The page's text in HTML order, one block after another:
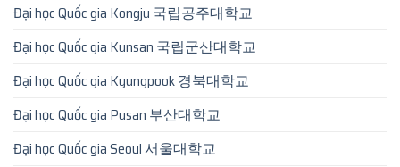
Đại học Quốc gia Kongju 국립공주대학교
Đại học Quốc gia Kunsan 국립군산대학교
Đại học Quốc gia Kyungpook 경북대학교
Đại học Quốc gia Pusan 부산대학교
Đại học Quốc gia Seoul 서울대학교